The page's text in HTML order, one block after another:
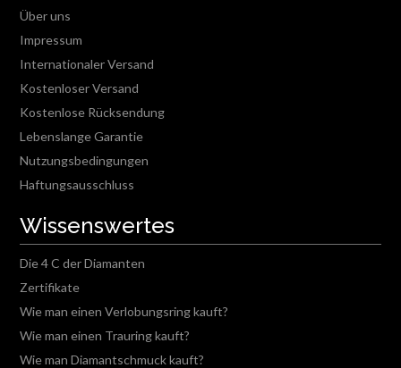
Über uns
Impressum
Internationaler Versand
Kostenloser Versand
Kostenlose Rücksendung
Lebenslange Garantie
Nutzungsbedingungen
Haftungsausschluss
Wissenswertes
Die 4 C der Diamanten
Zertifikate
Wie man einen Verlobungsring kauft?
Wie man einen Trauring kauft?
Wie man Diamantschmuck kauft?